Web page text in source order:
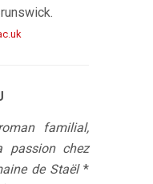
familial,
passion chez
de Staël *